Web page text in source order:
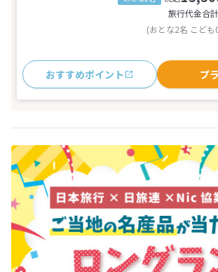
旅行代金合計
(おとな2名 こど
おすすめポイント プ